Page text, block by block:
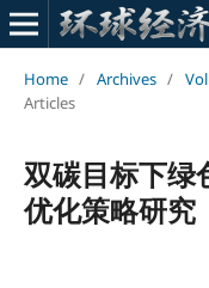
Home / Archives /
Articles
双碳目标下绿
优化策略研究